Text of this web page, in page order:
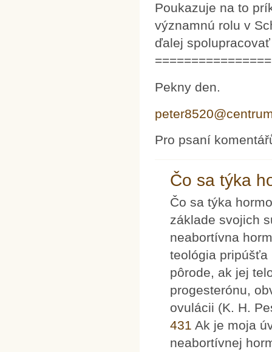
Poukazuje na to
významnú rolu v
ďalej
Pekny den.
Pro psaní
Čo sa týka
Čo sa týka
základe svojich
neabortívna
teológia pripúšťa
pôrode, ak jej
progesterónu,
ovulácii (K. H.
431 Ak je moja
neabortívnej